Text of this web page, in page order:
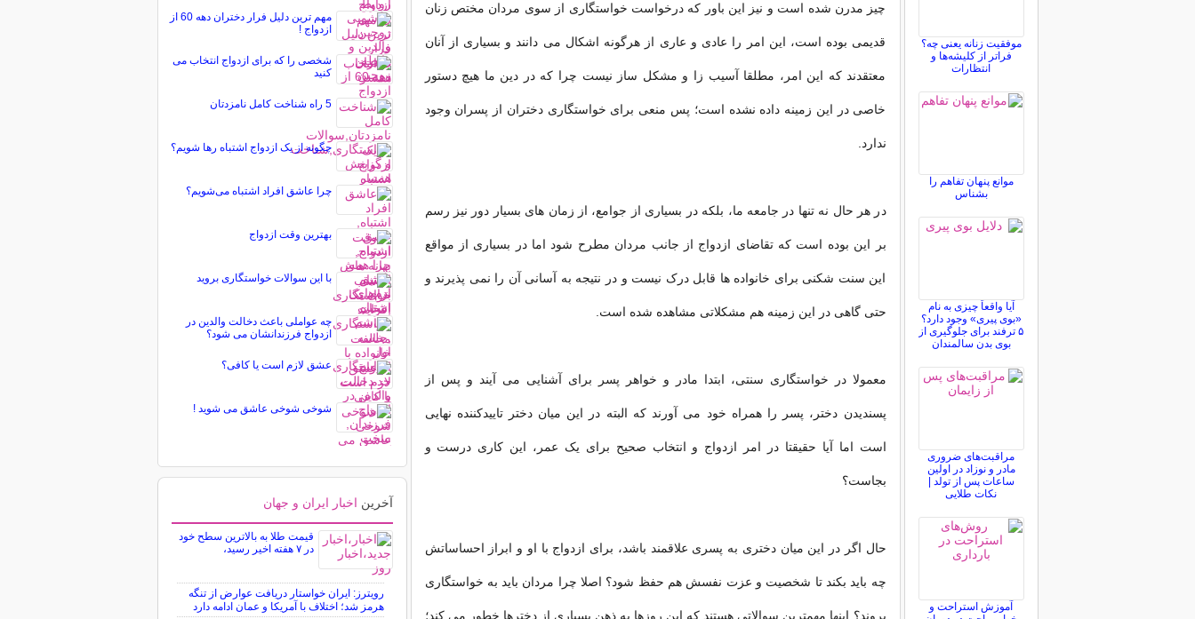
چیز مدرن شده است و نیز این باور که درخواست خواستگاری از سوی مردان مختص زنان
قدیمی بوده است، این امر را عادی و عاری از هرگونه اشکال می دانند و بسیاری از آنان
معتقدند که این امر، مطلقا آسیب زا و مشکل ساز نیست چرا که در دین ما هیچ دستور
خاصی در این زمینه داده نشده است؛ پس منعی برای خواستگاری دختران از پسران وجود
ندارد.
در هر حال نه تنها در جامعه ما، بلکه در بسیاری از جوامع، از زمان های بسیار دور نیز رسم
بر این بوده است که تقاضای ازدواج از جانب مردان مطرح شود اما در بسیاری از مواقع
این سنت شکنی برای خانواده ها قابل درک نیست و در نتیجه به آسانی آن را نمی پذیرند و
حتی گاهی در این زمینه هم مشکلاتی مشاهده شده است.
معمولا در خواستگاری سنتی، ابتدا مادر و خواهر پسر برای آشنایی می آیند و پس از
پسندیدن دختر، پسر را همراه خود می آورند که البته در این میان دختر تاییدکننده نهایی
است اما آیا حقیقتا در امر ازدواج و انتخاب صحیح برای یک عمر، این کاری درست و
بجاست؟
حال اگر در این میان دختری به پسری علاقمند باشد، برای ازدواج با او و ابراز احساساتش
چه باید بکند تا شخصیت و عزت نفسش هم حفظ شود؟ اصلا چرا مردان باید به خواستگاری
بروند؟ اینها مهمترین سوالاتی هستند که این روزها به ذهن بسیاری از دخترها خطور می کند؛
موفقیت زنانه یعنی چه؟
فراتر از کلیشه‌ها و
انتظارات
موانع پنهان تفاهم را
بشناس
آیا واقعاً چیزی به نام
«بوی پیری» وجود دارد؟
۵ ترفند برای جلوگیری از
بوی بدن سالمندان
مراقبت‌های ضروری
مادر و نوزاد در اولین
ساعات پس از تولد |
نکات طلایی
آموزش استراحت و
مهم ترین دلیل فرار دختران دهه 60 از
ازدواج !
شخصی را که برای ازدواج انتخاب می
کنيد
5 راه شناخت کامل نامزدتان
چگونه از یک ازدواج اشتباه رها شویم؟
چرا عاشق افراد اشتباه می‌شویم؟
بهترین وقت ازدواج
با این سوالات خواستگاری بروید
چه عواملی باعث دخالت والدین در
ازدواج فرزندانشان می شود؟
عشق لازم است یا کافی؟
شوخی شوخی عاشق می شوید !
آخرین اخبار ایران و جهان
قیمت طلا به بالاترین سطح خود
در ۷ هفته اخیر رسید،
رویترز: ایران خواستار دریافت عوارض از تنگه
هرمز شد؛ اختلاف با آمریکا و عمان ادامه دارد